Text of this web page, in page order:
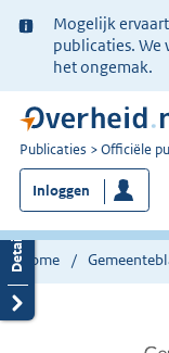
Ter
informatie:
Mogelijk
publicaties. We
het ongemak.
U
bent
nu
hier:
Publicaties Officiële
Inloggen
Home